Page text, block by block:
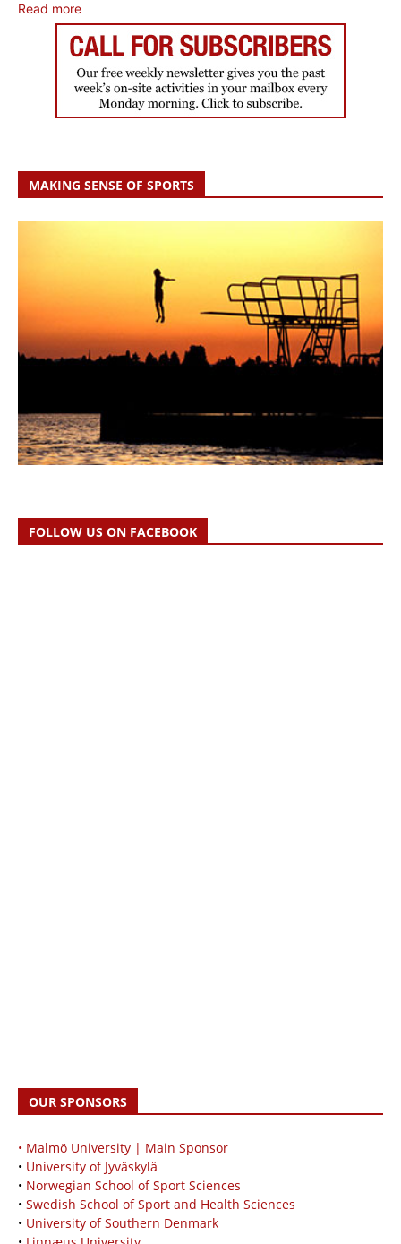
Read more
MAKING SENSE OF SPORTS
FOLLOW US ON FACEBOOK
OUR SPONSORS
• Malmö University | Main Sponsor
• University of Jyväskylä
• Norwegian School of Sport Sciences
• Swedish School of Sport and Health Sciences
• University of Southern Denmark